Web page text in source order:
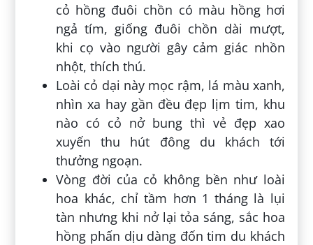
cỏ hồng đuôi chồn có màu hồng hơi
ngả tím, giống đuôi chồn dài mượt,
khi cọ vào người gây cảm giác nhồn
nhột, thích thú.
Loài cỏ dại này mọc rậm, lá màu xanh,
nhìn xa hay gần đều đẹp lịm tim, khu
nào có cỏ nở bung thì vẻ đẹp xao
xuyến thu hút đông du khách tới
thưởng ngoạn.
Vòng đời của cỏ không bền như loài
hoa khác, chỉ tầm hơn 1 tháng là lụi
tàn nhưng khi nở lại tỏa sáng, sắc hoa
hồng phấn dịu dàng đốn tim du khách